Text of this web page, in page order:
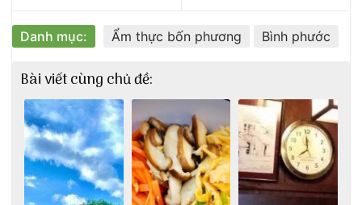
Danh mục: Ẩm thực bốn phương Bình phước
Bài viết cùng chủ đề: